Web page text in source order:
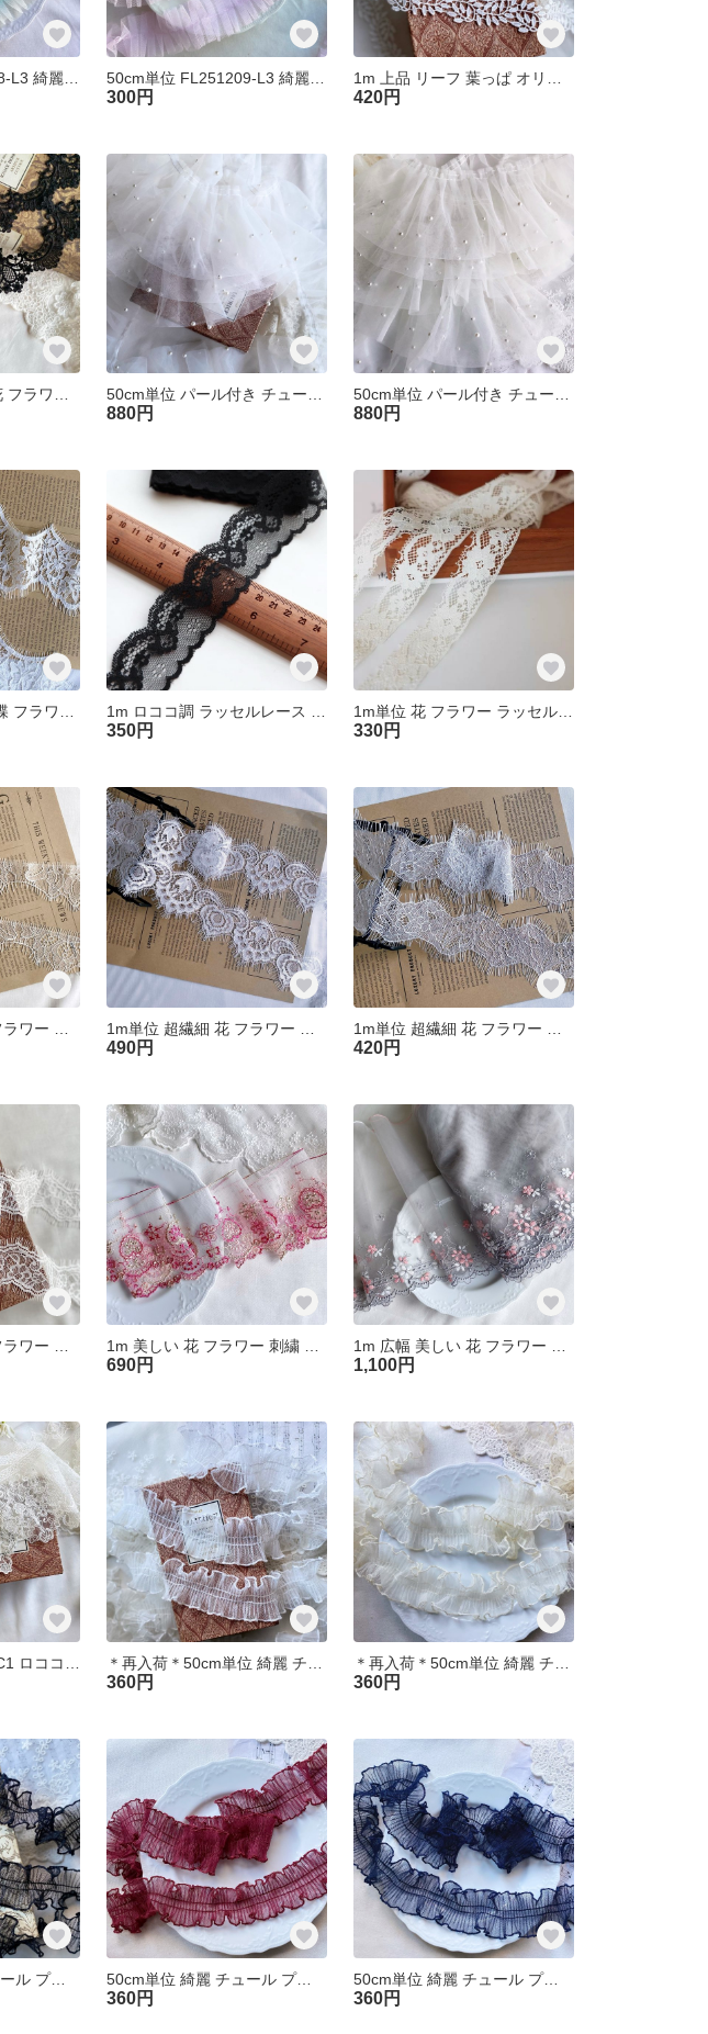
300円 420円
1m 綺麗 ロココ調 花 フラワー ケミカルレース ブレード 黒 KL251206-E1 ハンドメイド 手芸 素材 材料 50cm単位 パール付き チュール フリルブレード 白 FL251203-L2 ハンドメイド 手芸 素材 材料
880円
50cm単位 パール付き チュール フリルブレード アイボリー FL251202-L2 ハンドメイド 手芸 素材 材料
880円
350円 330円
490円 420円
690円 1,100円
360円 360円
50cm単位 綺麗 チュール プリーツフリルブレード 黒 BK250205-P ハンドメイド 手芸 素材 材料 50cm単位 綺麗 チュール プリーツフリルブレード ワインレッド BK250204-L3 ハンドメイド 手芸 素材 材料
360円
50cm単位 綺麗 チュール プリーツフリルブレード ネイビー BK250203-L3 ハンドメイド 手芸 素材 材料
360円